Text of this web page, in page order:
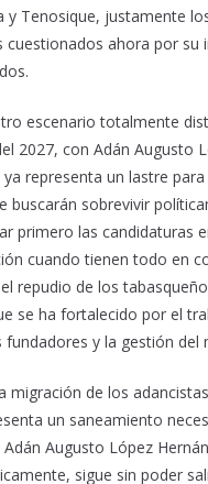
y Tenosique, justamente
cuestionados ahora por su
escenario totalmente
2027, con Adán Augusto
ya representa un lastre
buscarán sobrevivir
primero las candidaturas
cuando tienen todo en
repudio de los
se ha fortalecido por el
y la gestión del
migración de los
un saneamiento
Augusto López
sigue sin poder